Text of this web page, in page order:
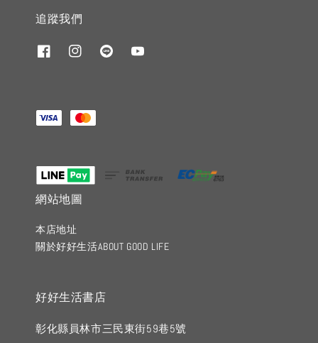
追蹤我們
網站地圖
本店地址
關於好好生活ABOUT GOOD LIFE
好好生活書店
彰化縣員林市三民東街59巷5號